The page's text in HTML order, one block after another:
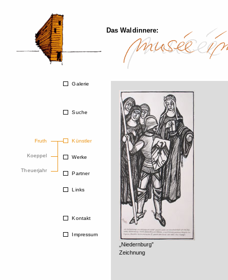
Das Waldinnere:
Galerie
Suche
Fruth Künstler
Koeppel
Theuerjahr
Werke
Partner
Links
Kontakt
Impressum
„Niedernburg”
Zeichnung